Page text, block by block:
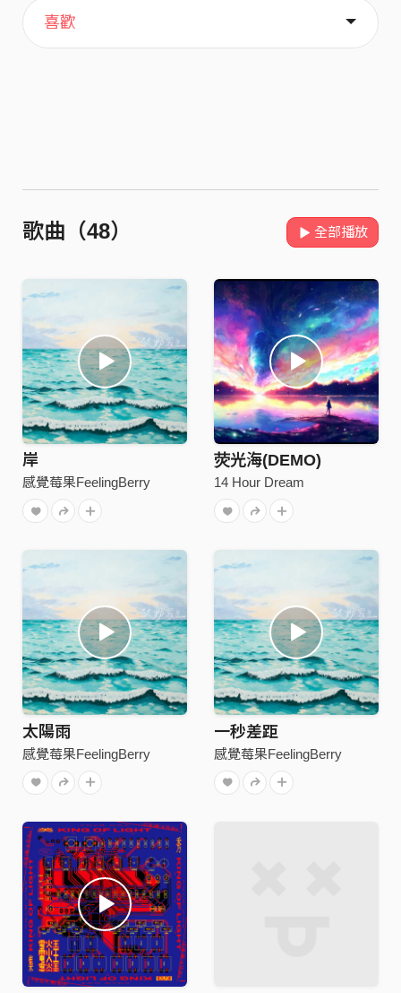
主頁
歌單
喜歡
關於
歌曲（48） 全部播放
岸
感覺莓果FeelingBerry
荧光海(DEMO)
14 Hour Dream
太陽雨
感覺莓果FeelingBerry
一秒差距
感覺莓果FeelingBerry